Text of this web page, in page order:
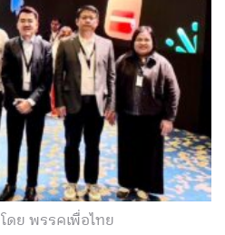
โดย พรรคเพื่อไทย